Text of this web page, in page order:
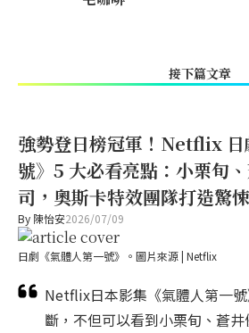
接下篇文章
強勢登日榜冠軍！Netflix 日
號》5 大必看亮點：小栗旬
司，奧斯卡特效團隊打造驚
By 陳怡安2026/07/09
日劇《氣體人第一號》。圖片來源 | Netflix
Netflix日本影集《氣體人第一
斷，不但可以看到小栗旬、蒼